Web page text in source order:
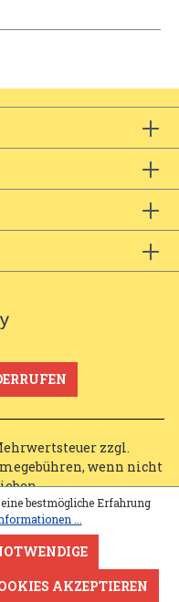
zzgl.
wenn nicht
bestmögliche Erfahrung
...
AKZEPTIEREN